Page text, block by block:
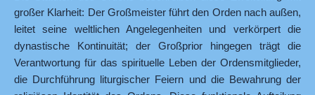
großer Klarheit: Der Großmeister führt den Orden nach außen,
leitet seine weltlichen Angelegenheiten und verkörpert die
dynastische Kontinuität; der Großprior hingegen trägt die
Verantwortung für das spirituelle Leben der Ordensmitglieder,
die Durchführung liturgischer Feiern und die Bewahrung der